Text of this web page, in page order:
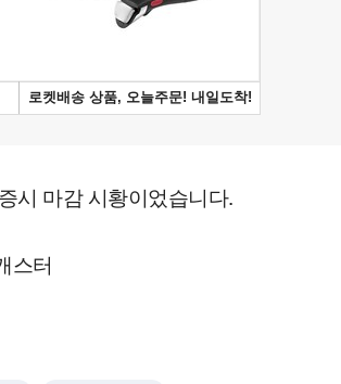
시 마감 시황이었습니다.
스터